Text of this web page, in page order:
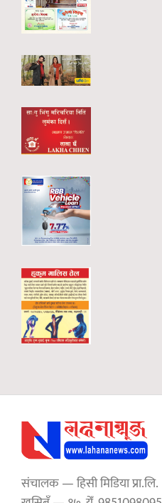
संचालक — हिसी मिडिया प्रा.लि.